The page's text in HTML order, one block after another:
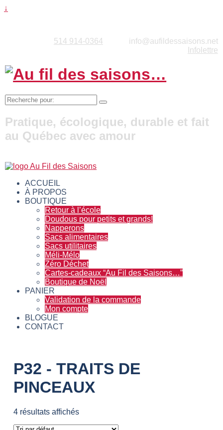
↓
514 914-0364
info@aufildessaisons.net
Infolettre
Recherche
pour:
Pratique, écologique, durable et fait
au Québec avec amour
ACCUEIL
À PROPOS
BOUTIQUE
Retour à l’école
Doudous pour petits et grands!
Napperons
Sacs alimentaires
Sacs utilitaires
Méli-Mélo
Zéro Déchet
Cartes-cadeaux “Au Fil des Saisons…”
Boutique de Noël
PANIER
Validation de la commande
Mon compte
BLOGUE
CONTACT
P32 - TRAITS DE
PINCEAUX
4 résultats affichés